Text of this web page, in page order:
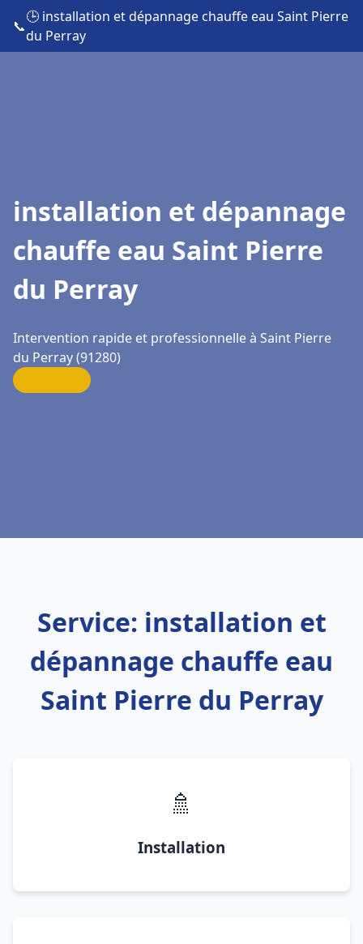
📞
🕒 installation et dépannage chauffe eau Saint Pierre
du Perray
installation et dépannage
chauffe eau Saint Pierre
du Perray
Intervention rapide et professionnelle à Saint Pierre
du Perray (91280)
Service: installation et
dépannage chauffe eau
Saint Pierre du Perray
🚿
Installation